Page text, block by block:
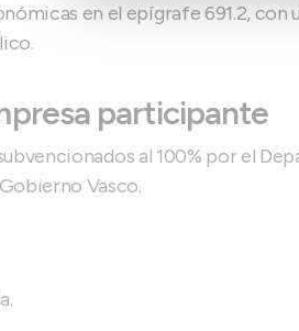
en el epígrafe 691.2, con
participante
al 100% por el
Vasco.